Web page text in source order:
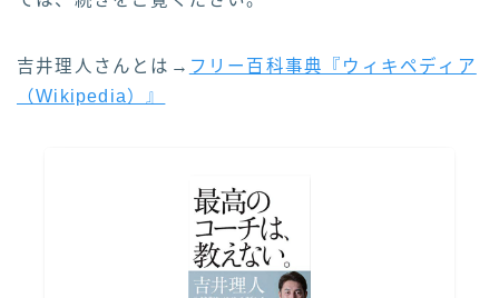
吉井理人さんとは→ フリー百科事典『ウィキペディア
（Wikipedia）』